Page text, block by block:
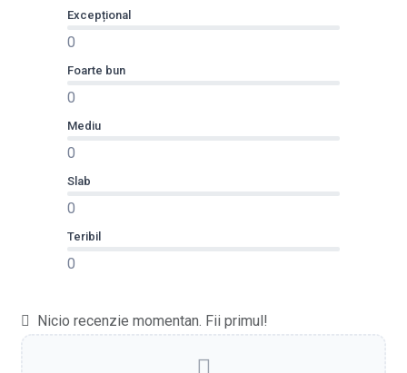
Excepțional
0
Foarte bun
0
Mediu
0
Slab
0
Teribil
0
Nicio recenzie momentan. Fii primul!